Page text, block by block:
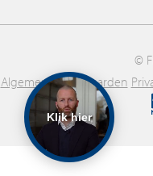
©
Algemene voorwaarden
Klik hier